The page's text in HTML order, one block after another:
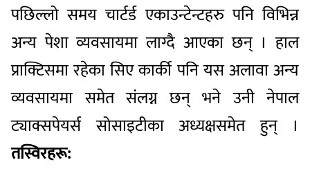
पछिल्लो समय चार्टर्ड एकाउन्टेन्टहरु पनि विभिन्न
अन्य पेशा व्यवसायमा लाग्दै आएका छन् । हाल
प्राक्टिसमा रहेका सिए कार्की पनि यस अलावा अन्य
व्यवसायमा समेत संलग्न छन् भने उनी नेपाल
ट्याक्सपेयर्स सोसाइटीका अध्यक्षसमेत हुन् ।
तस्विरहरू: